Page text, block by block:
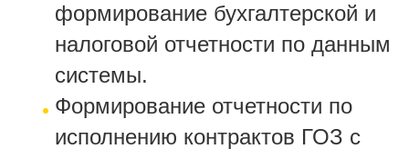
формирование бухгалтерской и
налоговой отчетности по данным
системы.
Формирование отчетности по
исполнению контрактов ГОЗ с